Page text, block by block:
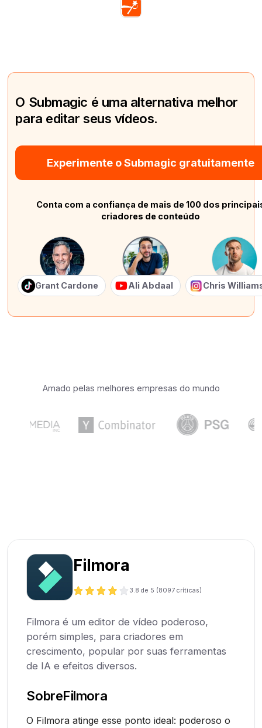
O Submagic é uma alternativa melhor
para editar seus vídeos.
Experimente o Submagic gratuitamente
Conta com a confiança de mais de 100 dos
criadores de conteúdo
Grant Cardone Ali Abdaal Chris
Amado pelas melhores empresas do mundo
Filmora
3.8 de 5 (8097 críticas)
Filmora é um editor de vídeo poderoso,
porém simples, para criadores em
crescimento, popular por suas ferramentas
de IA e efeitos diversos.
SobreFilmora
O Filmora atinge esse ponto ideal: poderoso o